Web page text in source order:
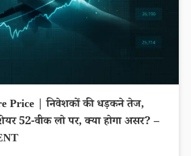
Price | निवेशकों की धड़कने तेज,
52-वीक लो पर, क्या होगा असर? –